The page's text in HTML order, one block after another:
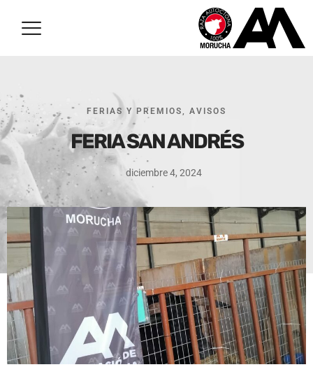
FERIAS Y PREMIOS, AVISOS
FERIA SAN ANDRÉS
diciembre 4, 2024